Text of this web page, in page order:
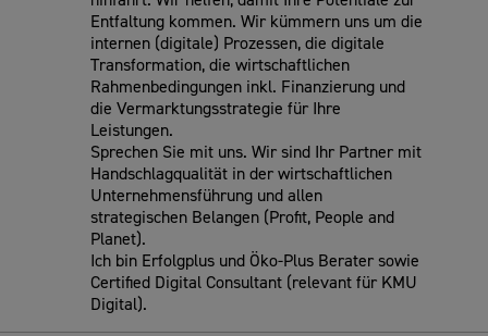
Entfaltung kommen. Wir kümmern uns um die
internen (digitale) Prozessen, die digitale
Transformation, die wirtschaftlichen
Rahmenbedingungen inkl. Finanzierung und
die Vermarktungsstrategie für Ihre
Leistungen.
Sprechen Sie mit uns. Wir sind Ihr Partner mit
Handschlagqualität in der wirtschaftlichen
Unternehmensführung und allen
strategischen Belangen (Profit, People and
Planet).
Ich bin Erfolgplus und Öko-Plus Berater sowie
Certified Digital Consultant (relevant für KMU
Digital).